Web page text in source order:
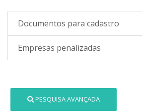
Documentos para cadastro
Empresas penalizadas
PESQUISA AVANÇADA